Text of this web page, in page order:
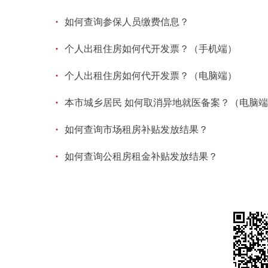
· 如何查询参保人员缴费信息？
· 个人出租住房如何代开发票？（手机端）
· 个人出租住房如何代开发票？（电脑端）
· 本市城乡居民 如何取消异地就医备案？（电脑
· 如何查询市场租房补贴发放结果？
· 如何查询公租房租金补贴发放结果？